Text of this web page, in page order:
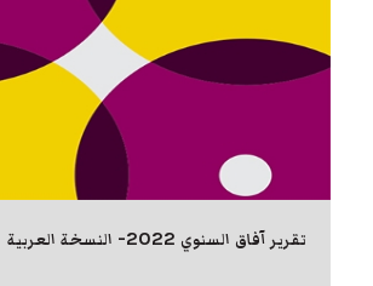
تقرير آفاق السنوي 2022- النسخة العربية